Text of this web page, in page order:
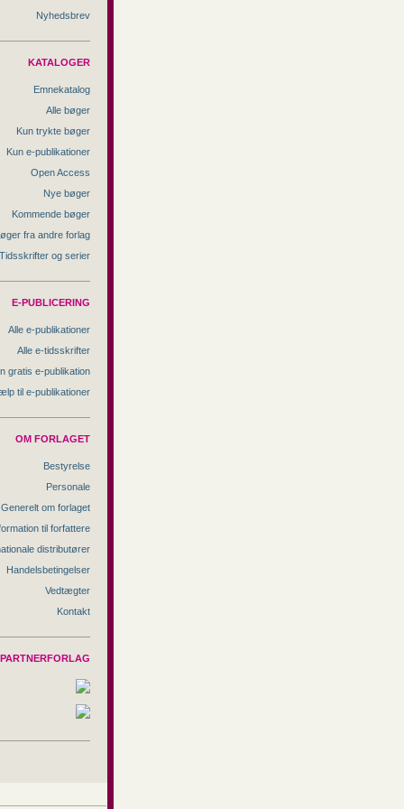
Nyhedsbrev
KATALOGER
Emnekatalog
Alle bøger
Kun trykte bøger
Kun e-publikationer
Open Access
Nye bøger
Kommende bøger
fra andre forlag
Tidsskrifter og serier
E-PUBLICERING
Alle e-publikationer
Alle e-tidsskrifter
gratis e-publikation
til e-publikationer
OM FORLAGET
Bestyrelse
Personale
Generelt om forlaget
til forfattere
distributører
Handelsbetingelser
Vedtægter
Kontakt
PARTNERFORLAG